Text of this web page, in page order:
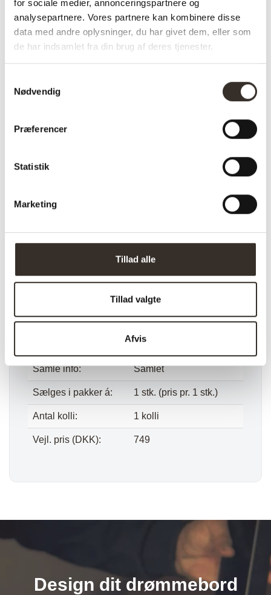
for sociale medier, annonceringspartnere og
analysepartnere. Vores partnere kan kombinere disse
data med andre oplysninger, du har givet dem, eller som
de har indsamlet fra din brug af deres tjenester.
Nødvendig
Præferencer
Statistik
Marketing
Tillad alle
Tillad valgte
Afvis
Varenummer (SKU): 180-DK Kategori: Bænke og puf
Specifikationer:
Model: Rose Taburet – Natur
Farve:
Bredde: 26 cm
40 cm
Vægt (brutto): 8,1 kg
7,3 kg
Samle info: Samlet
Sælges i pakker á: 1 stk. (pris pr. 1 stk.)
Antal kolli: 1 kolli
Vejl. pris (DKK): 749
Design dit drømmebord